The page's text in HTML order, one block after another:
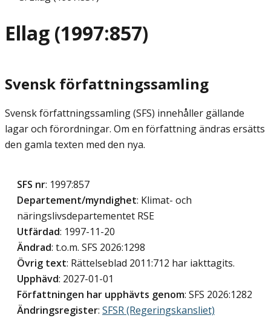
Ellag (1997:857)
Svensk författningssamling
Svensk författningssamling (SFS) innehåller gällande
lagar och förordningar. Om en författning ändras ersätts
den gamla texten med den nya.
SFS nr: 1997:857
Departement/myndighet: Klimat- och
näringslivsdepartementet RSE
Utfärdad: 1997-11-20
Ändrad: t.o.m. SFS 2026:1298
Övrig text: Rättelseblad 2011:712 har iakttagits.
Upphävd: 2027-01-01
Författningen har upphävts genom: SFS 2026:1282
Ändringsregister: SFSR (Regeringskansliet)